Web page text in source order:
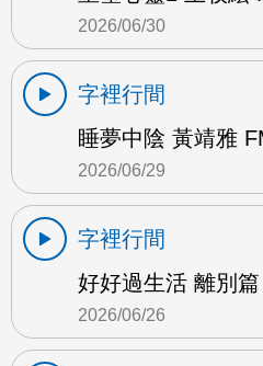
2026/06/30
字裡行間
睡夢中陰 黃靖雅
2026/06/29
字裡行間
好好過生活 離別
2026/06/26